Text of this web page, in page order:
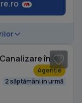
Casă individuală cu 4 camere cu Canalizare în Bucium
Agenție
2 săptămâni în urmă